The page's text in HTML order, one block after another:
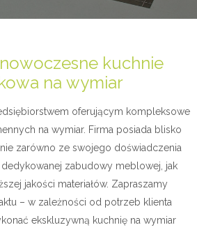
kuchnie
na wymiar
oferującym kompleksowe
na wymiar. Firma posiada blisko
zarówno ze swojego doświadczenia
zabudowy meblowej, jak
jakości materiałów. Zapraszamy
– w zależności od potrzeb klienta
ekskluzywną kuchnię na wymiar